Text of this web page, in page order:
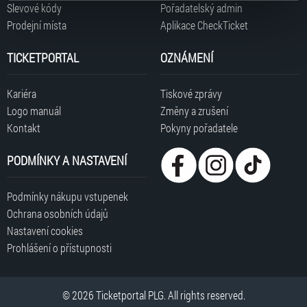
typy cookies používáme, naleznete níže. Možnosti
zpracování upravíte zaškrtnutím příslušné varianty. Svoji
„Cookies a jejich nastavení“.
Slevové kódy
Prodejní místa
Pořadatelský admin
Aplikace CheckTicket
TICKETPORTAL
Kariéra
Logo manuál
Kontakt
OZNÁMENÍ
Tiskové zprávy
Změny a zrušení
Pokyny pořadatele
PODMÍNKY A NASTAVENÍ
Podmínky nákupu vstupenek
Ochrana osobních údajů
Nastavení cookies
Prohlášení o přístupnosti
© 2026 Ticketportal PLG. All rights reserved.